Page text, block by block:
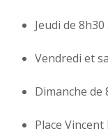
Jeudi de
Vendredi et
Dimanche de
Place Vincent